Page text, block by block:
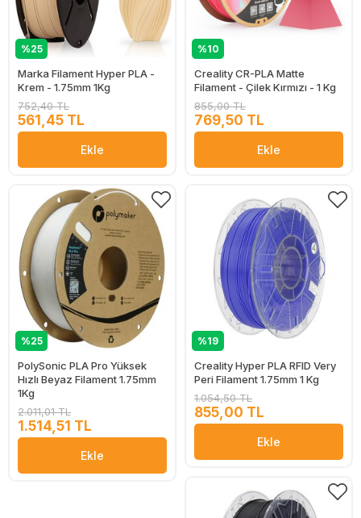
%25
Marka Filament Hyper PLA -
Krem - 1.75mm 1Kg
752,40 TL
561,45 TL
Ekle
%10
Creality CR-PLA Matte
Filament - Çilek Kırmızı - 1 Kg
855,00 TL
769,50 TL
Ekle
%25
PolySonic PLA Pro Yüksek
Hızlı Beyaz Filament 1.75mm
1Kg
2.011,01 TL
1.514,51 TL
Ekle
%19
Creality Hyper PLA RFID Very
Peri Filament 1.75mm 1 Kg
1.054,50 TL
855,00 TL
Ekle